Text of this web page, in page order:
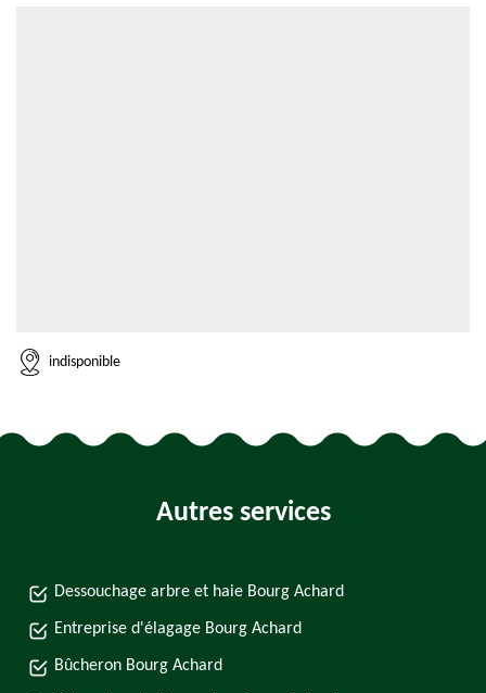
indisponible
Autres services
Dessouchage arbre et haie Bourg Achard
Entreprise d'élagage Bourg Achard
Bûcheron Bourg Achard